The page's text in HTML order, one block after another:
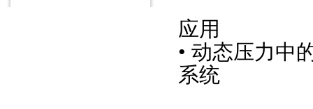
应用
• 动态压力中
系统